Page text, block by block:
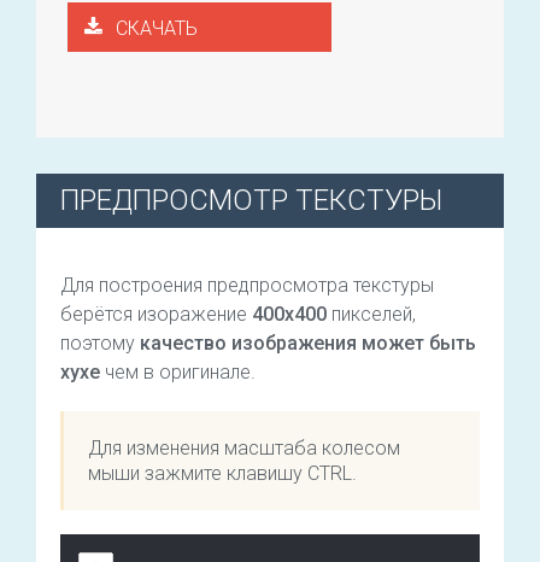
СКАЧАТЬ
ПРЕДПРОСМОТР ТЕКСТУРЫ
Для построения предпросмотра текстуры
берётся изоражение 400х400 пикселей,
поэтому качество изображения может быть
хухе чем в оригинале.
Для изменения масштаба колесом
мыши зажмите клавишу CTRL.